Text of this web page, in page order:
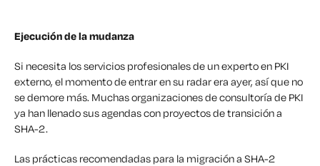
Ejecución de la mudanza
Si necesita los servicios profesionales de un experto en PKI
externo, el momento de entrar en su radar era ayer, así que no
se demore más. Muchas organizaciones de consultoría de PKI
ya han llenado sus agendas con proyectos de transición a
SHA-2.
Las prácticas recomendadas para la migración a SHA-2